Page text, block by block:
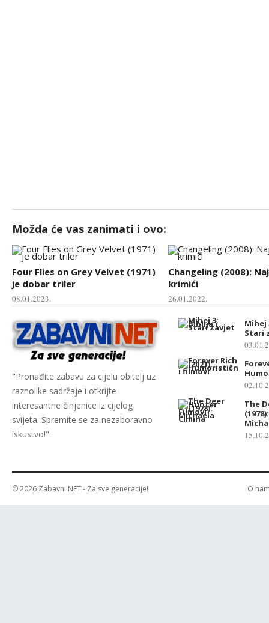
Možda će vas zanimati i ovo:
Four Flies on Grey Velvet (1971)
je dobar triler
08.01.2023.
Changeling (2008):
krimići
26.01.2022.
"Pronađite zabavu za cijelu obitelj uz
raznolike sadržaje i otkrijte
interesantne činjenice iz cijelog
svijeta. Spremite se za nezaboravno
iskustvo!"
Mihej
Stari
The
© 2026 Zabavni NET- Za sve generacije! O